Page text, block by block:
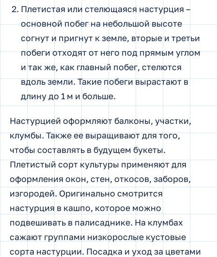
Плетистая или стелющаяся настурция –
основной побег на небольшой высоте
согнут и пригнут к земле, вторые и третьи
побеги отходят от него под прямым углом
и так же, как главный побег, стелются
вдоль земли. Такие побеги вырастают в
длину до 1 м и больше.
Настурцией оформляют балконы, участки,
клумбы. Также ее выращивают для того,
чтобы составлять в будущем букеты.
Плетистый сорт культуры применяют для
оформления окон, стен, откосов, заборов,
изгородей. Оригинально смотрится
настурция в кашпо, которое можно
подвешивать в палисаднике. На клумбах
сажают группами низкорослые кустовые
сорта настурции. Посадка и уход за цветами